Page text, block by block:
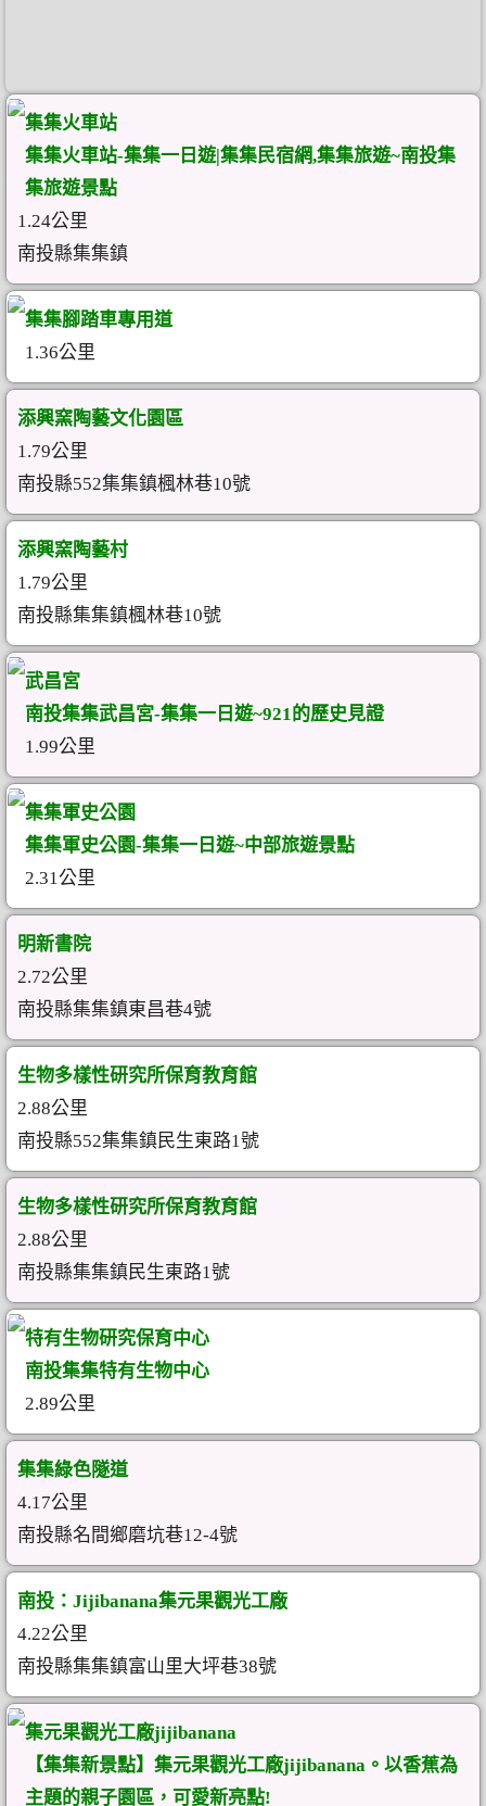
集集火車站
集集火車站-集集一日遊|集集民宿網,集集旅遊~南投集
集旅遊景點
1.24公里
南投縣集集鎮
集集腳踏車專用道
1.36公里
添興窯陶藝文化園區
1.79公里
南投縣552集集鎮楓林巷10號
添興窯陶藝村
1.79公里
南投縣集集鎮楓林巷10號
武昌宮
南投集集武昌宮-集集一日遊~921的歷史見證
1.99公里
集集軍史公園
集集軍史公園-集集一日遊~中部旅遊景點
2.31公里
明新書院
2.72公里
南投縣集集鎮東昌巷4號
生物多樣性研究所保育教育館
2.88公里
南投縣552集集鎮民生東路1號
生物多樣性研究所保育教育館
2.88公里
南投縣集集鎮民生東路1號
特有生物研究保育中心
南投集集特有生物中心
2.89公里
集集綠色隧道
4.17公里
南投縣名間鄉磨坑巷12-4號
南投：Jijibanana集元果觀光工廠
4.22公里
南投縣集集鎮富山里大坪巷38號
集元果觀光工廠jijibanana
【集集新景點】集元果觀光工廠jijibanana。以香蕉為
主題的親子園區，可愛新亮點!